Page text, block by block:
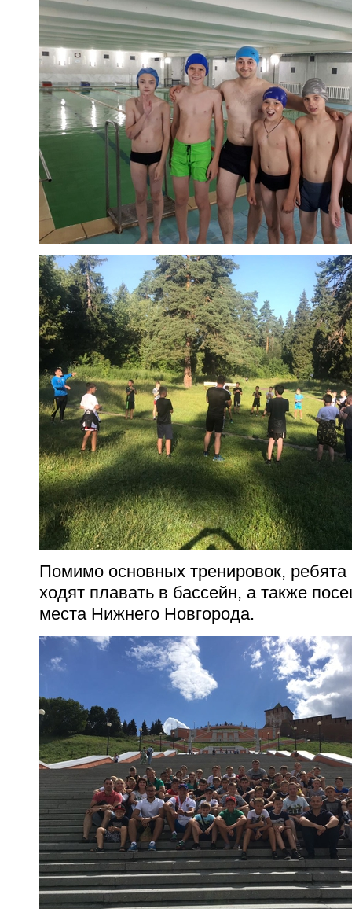
Помимо основных тренировок,
ходят плавать в бассейн, а также
места Нижнего Новгорода.